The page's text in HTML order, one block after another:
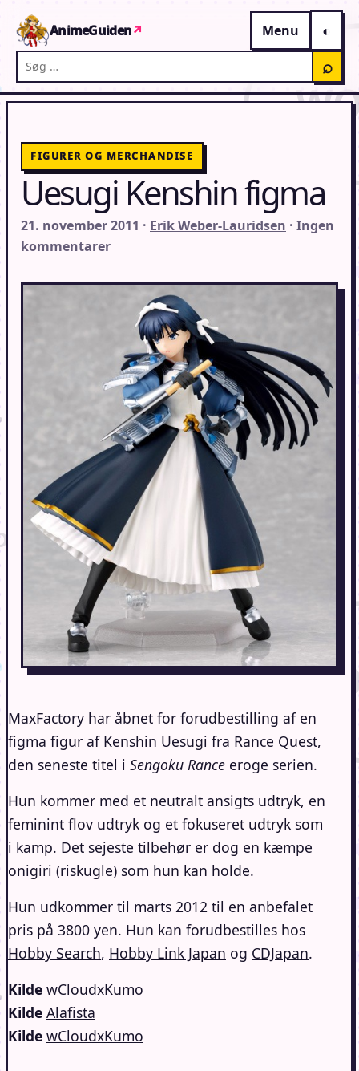
AnimeGuiden↗
Menu
Søg på AnimeGuiden
⌕
FIGURER OG MERCHANDISE
Uesugi Kenshin figma
21. november 2011 · Erik Weber-Lauridsen · Ingen
kommentarer
MaxFactory har åbnet for forudbestilling af en
figma figur af Kenshin Uesugi fra Rance Quest,
den seneste titel i Sengoku Rance eroge serien.
Hun kommer med et neutralt ansigts udtryk, en
feminint flov udtryk og et fokuseret udtryk som
i kamp. Det sejeste tilbehør er dog en kæmpe
onigiri (riskugle) som hun kan holde.
Hun udkommer til marts 2012 til en anbefalet
pris på 3800 yen. Hun kan forudbestilles hos
Hobby Search, Hobby Link Japan og CDJapan.
Kilde wCloudxKumo
Kilde Alafista
Kilde wCloudxKumo